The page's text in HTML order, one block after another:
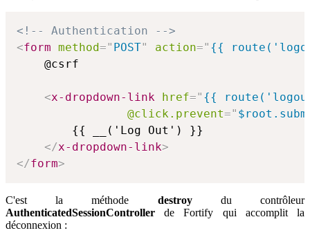
<!-- Authentication -->
<form method=" POST" action=" {{
    @csrf
<x-dropdown-link href=" {{
@click.prevent="
        {{ __('Log Out') }}
</x-dropdown-link>
</form>
C'est la méthode destroydu contrôleur
AuthenticatedSessionController de Fortify qui accomplit la
déconnexion :